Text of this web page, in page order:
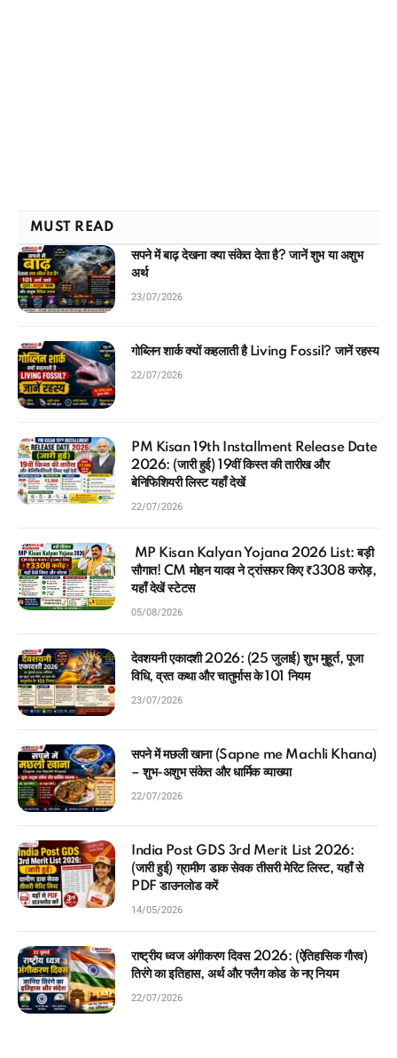
MUST READ
सपने में बाढ़ देखना क्या संकेत देता है? जानें शुभ या अशुभ
अर्थ
23/07/2026
गोब्लिन शार्क क्यों कहलाती है Living Fossil? जानें रहस्य
22/07/2026
PM Kisan 19th Installment Release Date
2026: (जारी हुई) 19वीं किस्त की तारीख और
बेनिफिशियरी लिस्ट यहाँ देखें
22/07/2026
MP Kisan Kalyan Yojana 2026 List: बड़ी
सौगात! CM मोहन यादव ने ट्रांसफर किए ₹3308 करोड़,
यहाँ देखें स्टेटस
05/08/2026
देवशयनी एकादशी 2026: (25 जुलाई) शुभ मुहूर्त, पूजा
विधि, व्रत कथा और चातुर्मास के 101 नियम
23/07/2026
सपने में मछली खाना (Sapne me Machli Khana)
– शुभ-अशुभ संकेत और धार्मिक व्याख्या
22/07/2026
India Post GDS 3rd Merit List 2026:
(जारी हुई) ग्रामीण डाक सेवक तीसरी मेरिट लिस्ट, यहाँ से
PDF डाउनलोड करें
14/05/2026
राष्ट्रीय ध्वज अंगीकरण दिवस 2026: (ऐतिहासिक गौरव)
तिरंगे का इतिहास, अर्थ और फ्लैग कोड के नए नियम
22/07/2026